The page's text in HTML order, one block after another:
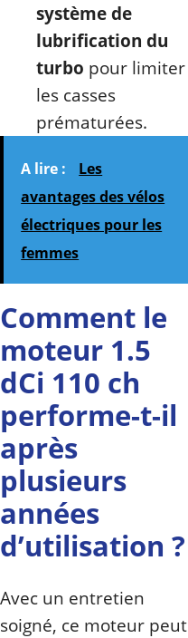
système de
lubrification du
turbo pour limiter
les casses
prématurées.
A lire :
Les
avantages des vélos
électriques pour les
femmes
Comment le
moteur 1.5
dCi 110 ch
performe-t-il
après
plusieurs
années
d’utilisation ?
Avec un entretien
soigné, ce moteur peut